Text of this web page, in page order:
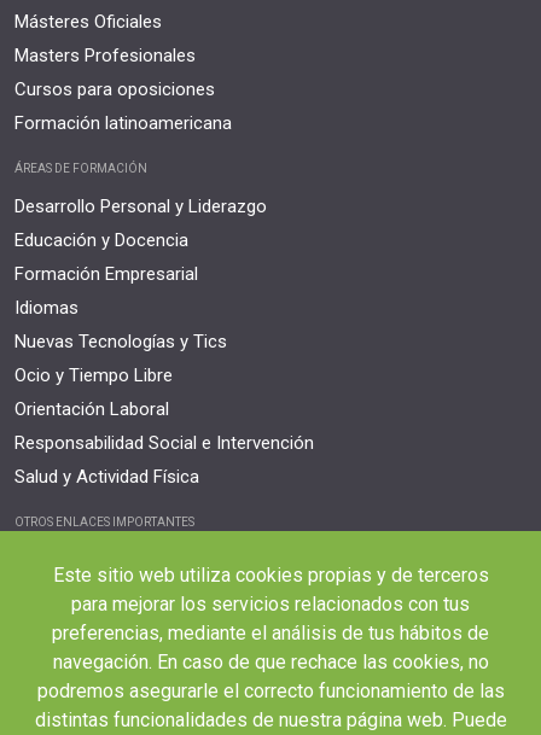
Másteres Oficiales
Masters Profesionales
Cursos para oposiciones
Formación latinoamericana
ÁREAS DE FORMACIÓN
Desarrollo Personal y Liderazgo
Educación y Docencia
Formación Empresarial
Idiomas
Nuevas Tecnologías y Tics
Ocio y Tiempo Libre
Orientación Laboral
Responsabilidad Social e Intervención
Salud y Actividad Física
OTROS ENLACES IMPORTANTES
Webinars y podcast
Revista Innovación Educativa
Contexto Educativo
Desistir contrato aquí
Este sitio web utiliza cookies propias y de terceros
para mejorar los servicios relacionados con tus
preferencias, mediante el análisis de tus hábitos de
navegación. En caso de que rechace las cookies, no
podremos asegurarle el correcto funcionamiento de las
distintas funcionalidades de nuestra página web. Puede